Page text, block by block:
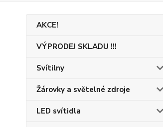
AKCE!
VÝPRODEJ SKLADU !!!
Svítilny
Žárovky a světelné zdroje
LED svítidla